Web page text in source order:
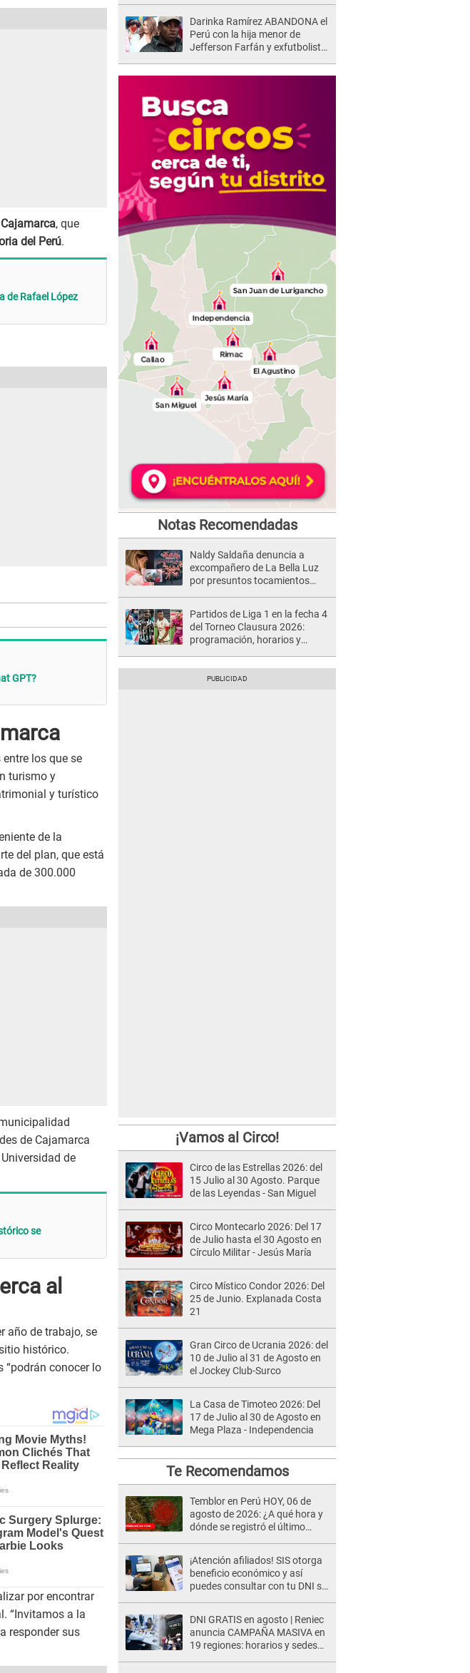
, que
del Perú.
de Rafael López
GPT?
los que se
turismo y
y turístico
de la
del plan, que está
de 300.000
de Cajamarca
de
se
al
año de trabajo, se
histórico.
“podrán conocer lo
por encontrar
“Invitamos a la
responder sus
Darinka Ramírez ABANDONA el
Perú con la hija menor de
Jefferson Farfán y exfutbolista
Notas Recomendadas
Naldy Saldaña denuncia a
excompañero de La Bella Luz
por presuntos tocamientos
Partidos de Liga 1 en la fecha 4
del Torneo Clausura 2026:
programación, horarios y
¡Vamos al Circo!
Circo de las Estrellas 2026: del
15 Julio al 30 Agosto. Parque
de las Leyendas - San Miguel
Circo Montecarlo 2026: Del 17
de Julio hasta el 30 Agosto en
Círculo Militar - Jesús María
Circo Místico Condor 2026: Del
25 de Junio. Explanada Costa
21
Gran Circo de Ucrania 2026: del
10 de Julio al 31 de Agosto en
el Jockey Club-Surco
La Casa de Timoteo 2026: Del
17 de Julio al 30 de Agosto en
Mega Plaza - Independencia
Te Recomendamos
Temblor en Perú HOY, 06 de
agosto de 2026: ¿A qué hora y
dónde se registró el último
¡Atención afiliados! SIS otorga
beneficio económico y así
puedes consultar con tu DNI si
DNI GRATIS en agosto | Reniec
anuncia CAMPAÑA MASIVA en
19 regiones: horarios y sedes